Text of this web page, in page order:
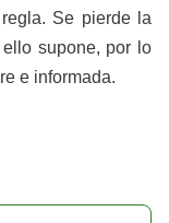
Se pierde la
supone, por lo
e informada.